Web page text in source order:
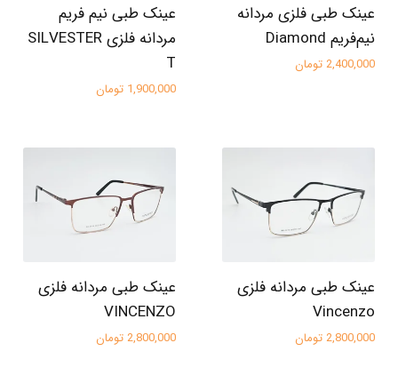
عینک طبی فلزی مردانه
نیم‌فریم Diamond
2,400,000 تومان
عینک طبی نیم فریم
مردانه فلزی SILVESTER
T
1,900,000 تومان
عینک طبی مردانه فلزی
Vincenzo
2,800,000 تومان
عینک طبی مردانه فلزی
VINCENZO
2,800,000 تومان